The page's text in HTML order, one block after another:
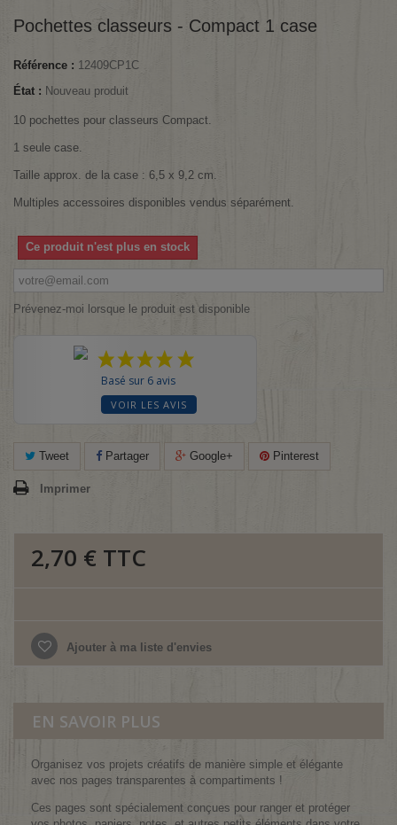
Pochettes classeurs - Compact 1 case
Référence : 12409CP1C
État : Nouveau produit
10 pochettes pour classeurs Compact.
1 seule case.
Taille approx. de la case : 6,5 x 9,2 cm.
Multiples accessoires disponibles vendus séparément.
Ce produit n'est plus en stock
Prévenez-moi lorsque le produit est disponible
Basé sur 6 avis
VOIR LES AVIS
Tweet Partager Google+ Pinterest
Imprimer
2,70 € TTC
Ajouter à ma liste d'envies
EN SAVOIR PLUS
Organisez vos projets créatifs de manière simple et élégante
avec nos pages transparentes à compartiments !
Ces pages sont spécialement conçues pour ranger et protéger